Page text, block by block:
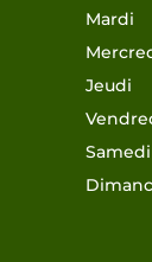
Mardi
Jeudi
Samedi